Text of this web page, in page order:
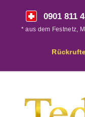
0901 811
* aus dem Festnetz,